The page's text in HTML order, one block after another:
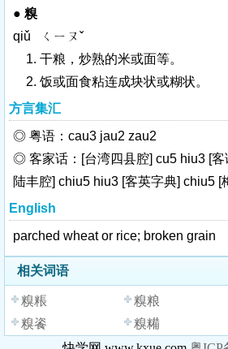
● 糗
qiǔ ㄑㄧㄡˇ
1. 干粮，炒熟的米或面等。
2. 饭或面食粘连成块状或糊状。
方言集汇
◎ 粤语：cau3 jau2 zau2
◎ 客家话：[台湾四县腔] cu5 hiu3 [客
陆丰腔] chiu5 hiu3 [客英字典] chiu5 [
English
parched wheat or rice; broken grain
相关词语
糗粻 糗粮
糗餈
糗糒